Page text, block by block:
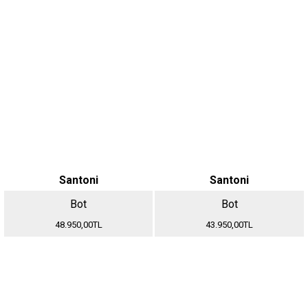
Santoni
Bot
48.950,00TL
Santoni
Bot
43.950,00TL